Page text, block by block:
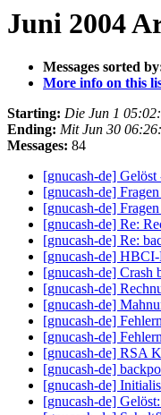
Juni 2004
Messages sorted
More info on this
Starting: Die Jun 1
Ending: Mit Jun 30
Messages: 84
[gnucash-de]
[gnucash-de]
[gnucash-de]
[gnucash-de] Re:
[gnucash-de] Re:
[gnucash-de]
[gnucash-de] Crash
[gnucash-de]
[gnucash-de]
[gnucash-de]
[gnucash-de]
[gnucash-de] RSA
[gnucash-de]
[gnucash-de]
[gnucash-de]